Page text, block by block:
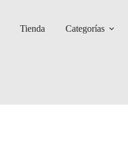
Tienda Categorías